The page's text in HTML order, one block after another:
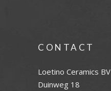
CONTACT
Loetino Ceramics BV
Duinweg 18